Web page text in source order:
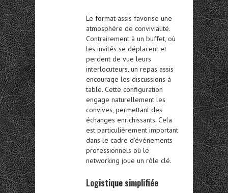
Le format assis favorise une
atmosphère de convivialité.
Contrairement à un buffet, où
les invités se déplacent et
perdent de vue leurs
interlocuteurs, un repas assis
encourage les discussions à
table. Cette configuration
engage naturellement les
convives, permettant des
échanges enrichissants. Cela
est particulièrement important
dans le cadre d’événements
professionnels où le
networking joue un rôle clé.
Logistique simplifiée